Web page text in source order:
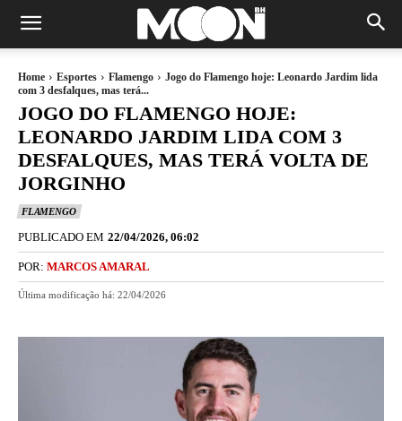
Home Esportes Flamengo
Jogo do Flamengo hoje: Leonardo Jardim lida
com 3 desfalques, mas terá...
JOGO DO FLAMENGO HOJE:
LEONARDO JARDIM LIDA COM 3
DESFALQUES, MAS TERÁ VOLTA DE
JORGINHO
FLAMENGO
PUBLICADO EM 22/04/2026, 06:02
POR: MARCOS AMARAL
Última modificação há: 22/04/2026